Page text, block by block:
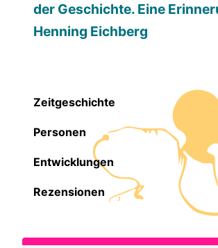
der Geschichte. Eine
Henning Eichberg
Zeitgeschichte
Personen
Entwicklungen
Rezensionen